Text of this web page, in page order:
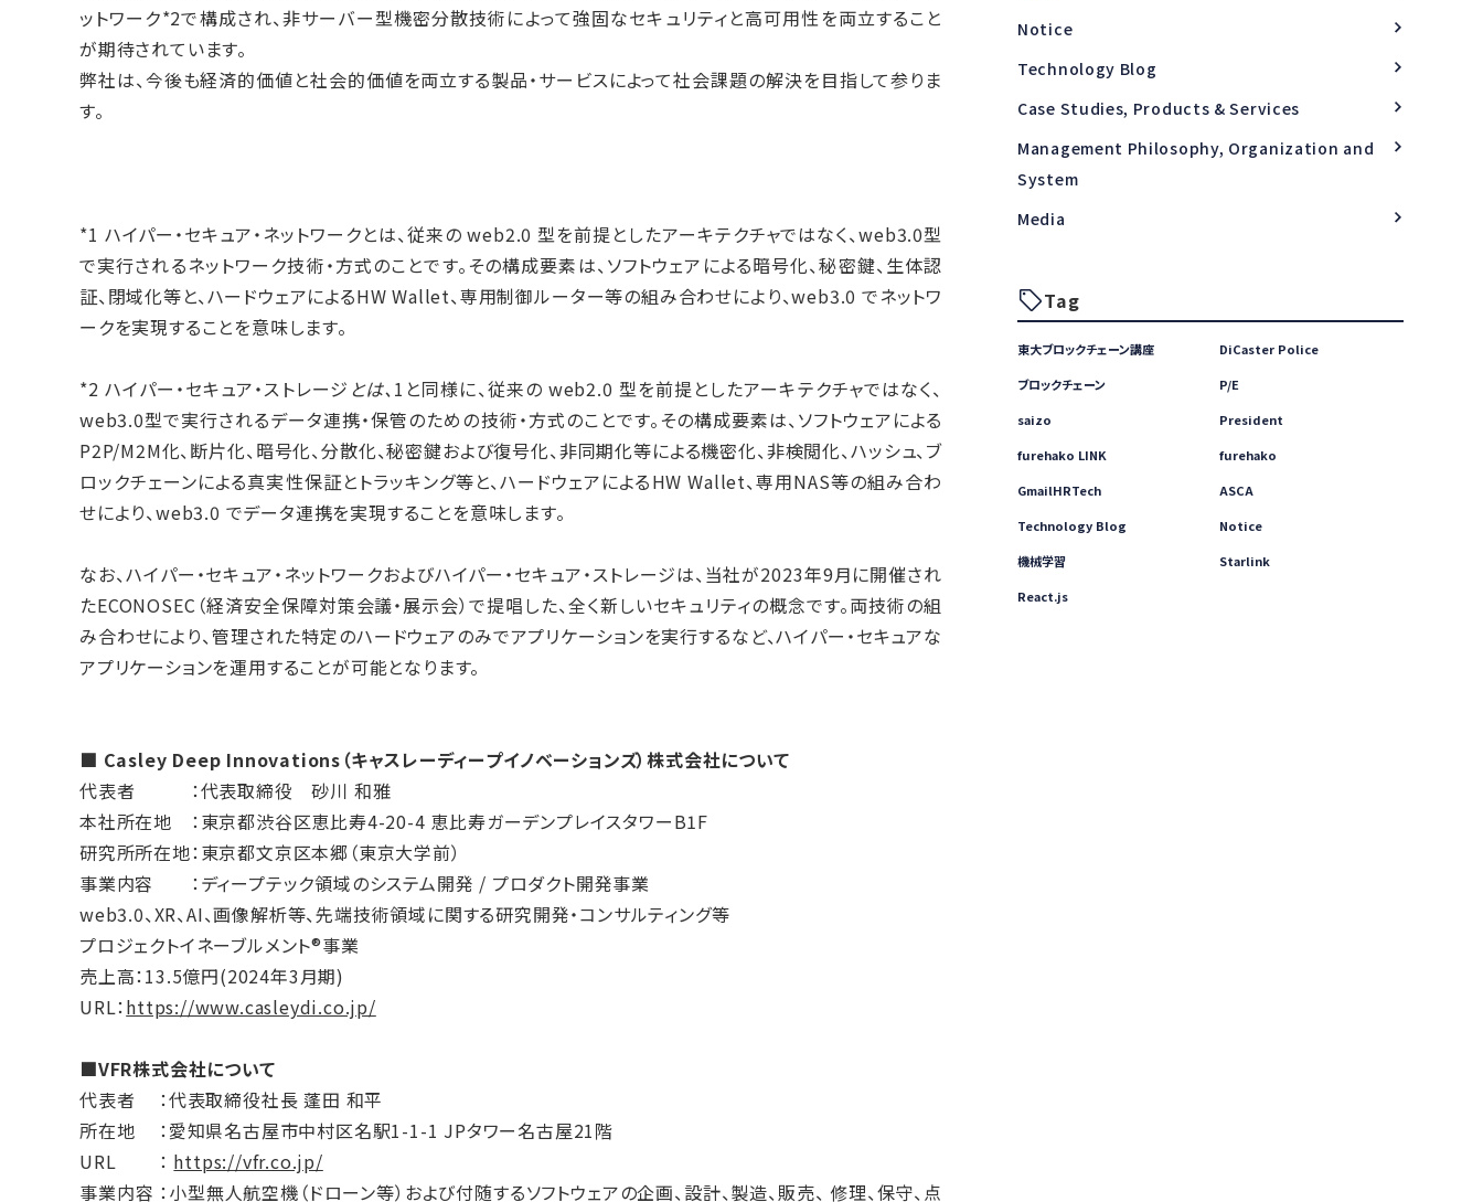
ットワーク*2で構成され、非サーバー型機密分散技術によって強固なセキュリティと高可用性を両立すること
が期待されています。
弊社は、今後も経済的価値と社会的価値を両立する製品・サービスによって社会課題の解決を目指して参りま
す。
*1 ハイパー・セキュア・ネットワークとは、従来の web2.0 型を前提としたアーキテクチャではなく、web3.0型
で実行されるネットワーク技術・方式のことです。その構成要素は、ソフトウェアによる暗号化、秘密鍵、生体認
証、閉域化等と、ハードウェアによるHW Wallet、専用制御ルーター等の組み合わせにより、web3.0 でネットワ
ークを実現することを意味します。
*2 ハイパー・セキュア・ストレージ とは、1と同様に、従来の web2.0 型を前提としたアーキテクチャではなく、
web3.0型で実行されるデータ連携・保管のための技術・方式のことです。その構成要素は、ソフトウェアによる
P2P/M2M化、断片化、暗号化、分散化、秘密鍵および復号化、非同期化等による機密化、非検閲化、ハッシュ、ブ
ロックチェーンによる真実性保証とトラッキング等と、ハードウェアによるHW Wallet、専用NAS等の組み合わ
せにより、web3.0 でデータ連携を実現することを意味します。
なお、ハイパー・セキュア・ネットワークおよびハイパー・セキュア・ストレージは、当社が2023年9月に開催され
たECONOSEC（経済安全保障対策会議・展示会）で提唱した、全く新しいセキュリティの概念です。両技術の組
み合わせにより、管理された特定のハードウェアのみでアプリケーションを実行するなど、ハイパー・セキュアな
アプリケーションを運用することが可能となります。
■ Casley Deep Innovations（キャスレーディープイノベーションズ）株式会社について
代表者 ：代表取締役 砂川 和雅
本社所在地 ：東京都渋谷区恵比寿4-20-4 恵比寿ガーデンプレイスタワーB1F
研究所所在地：東京都文京区本郷（東京大学前）
事業内容 ：ディープテック領域のシステム開発 / プロダクト開発事業
web3.0、XR、AI、画像解析等、先端技術領域に関する研究開発・コンサルティング等
プロジェクトイネーブルメント®事業
売上高：13.5億円(2024年3月期)
URL：https://www.casleydi.co.jp/
■VFR株式会社について
代表者 ：代表取締役社長 蓬田 和平
所在地 ：愛知県名古屋市中村区名駅1-1-1 JPタワー名古屋21階
URL ： https://vfr.co.jp/
事業内容 ：小型無人航空機（ドローン等）および付随するソフトウェアの企画、設計、製造、販売、 修理、保守、点
Notice
Technology Blog
Case Studies, Products & Services
Management Philosophy, Organization and
System
Media
Tag
東大ブロックチェーン講座
DiCaster Police
ブロックチェーン
P/E
saizo
President
furehako LINK
furehako
GmailHRTech
ASCA
Technology Blog
Notice
機械学習
Starlink
React.js